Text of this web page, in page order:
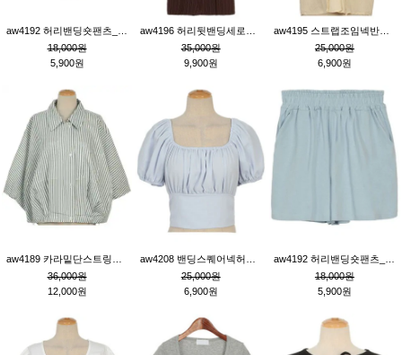
18,000원
5,900원
35,000원
9,900원
25,000원
6,900원
36,000원
12,000원
25,000원
6,900원
18,000원
5,900원